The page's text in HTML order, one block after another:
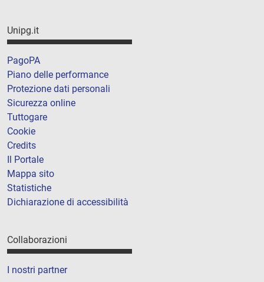
Unipg.it
PagoPA
Piano delle performance
Protezione dati personali
Sicurezza online
Tuttogare
Cookie
Credits
Il Portale
Mappa sito
Statistiche
Dichiarazione di accessibilità
Collaborazioni
I nostri partner